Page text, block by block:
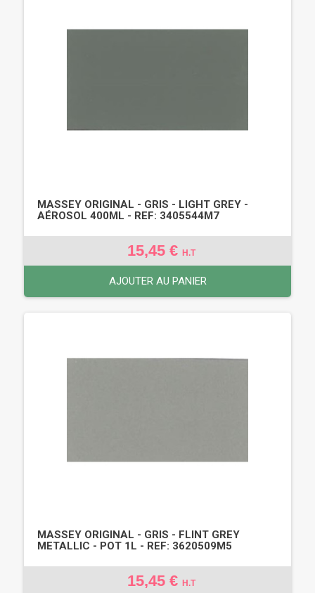
MASSEY ORIGINAL - GRIS - LIGHT GREY -
AÉROSOL 400ML - REF: 3405544M7
15,45 € H.T
AJOUTER AU PANIER
MASSEY ORIGINAL - GRIS - FLINT GREY
METALLIC - POT 1L - REF: 3620509M5
15,45 € H.T